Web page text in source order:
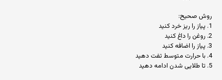
روش صحیح:
1. پیاز را ریز خرد کنید
2. روغن را داغ کنید
3. پیاز را اضافه کنید
4. با حرارت متوسط تفت دهید
5. تا طلایی شدن ادامه دهید